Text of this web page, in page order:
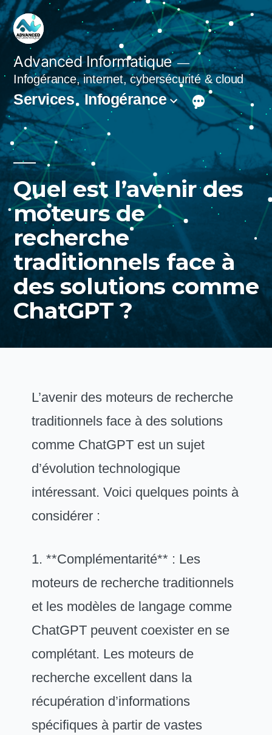
Aller
au
contenu
Advanced Informatique
Infogérance, internet, cybersécurité & cloud
Services Infogérance
Quel est l’avenir des
moteurs de
recherche
traditionnels face à
des solutions comme
ChatGPT ?
L’avenir des moteurs de recherche
traditionnels face à des solutions
comme ChatGPT est un sujet
d’évolution technologique
intéressant. Voici quelques points à
considérer :
1. **Complémentarité** : Les
moteurs de recherche traditionnels
et les modèles de langage comme
ChatGPT peuvent coexister en se
complétant. Les moteurs de
recherche excellent dans la
récupération d’informations
spécifiques à partir de vastes